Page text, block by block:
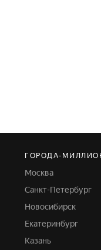
ГОРОДА-
Москва
Санкт-Петербург
Новосибирск
Екатеринбург
Казань